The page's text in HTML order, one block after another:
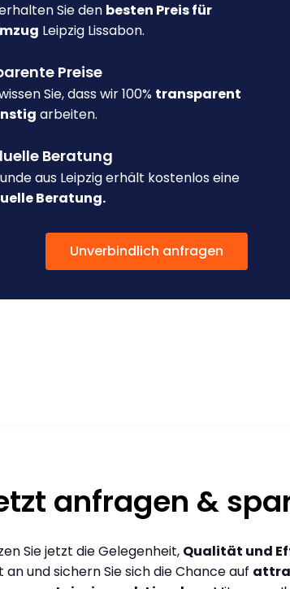
Sie den besten Preis für
Leipzig Lissabon.
Preise
Sie, dass wir 100% transparent
arbeiten.
Beratung
aus Leipzig erhält kostenlos eine
Beratung.
Unverbindlich anfragen
anfragen &
Sie jetzt die Gelegenheit, Qualität und
an und sichern Sie sich die Chance auf